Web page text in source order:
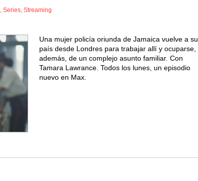
, Series, Streaming
Una mujer policía oriunda de Jamaica vuelve a su
país desde Londres para trabajar allí y ocuparse,
además, de un complejo asunto familiar. Con
Tamara Lawrance. Todos los lunes, un episodio
nuevo en Max.